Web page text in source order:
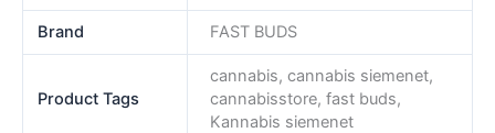
Brand FAST BUDS
Product Tags
cannabis, cannabis siemenet,
cannabisstore, fast buds,
Kannabis siemenet